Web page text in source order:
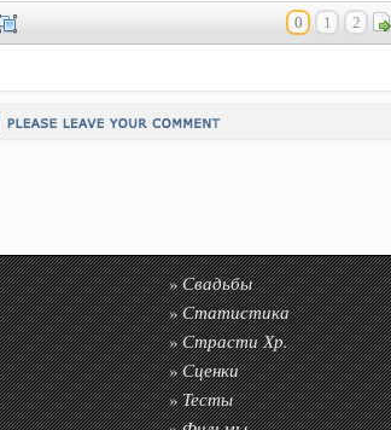
0 1 2
»Свадьбы
»Статистика
»Страсти Хр.
»Сценки
»Тесты